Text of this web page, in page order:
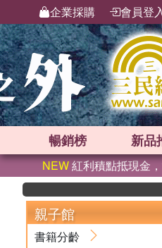
企業採購 會員登
暢銷榜 新品
NEW紅利積點抵現金
親子館
書籍分齡